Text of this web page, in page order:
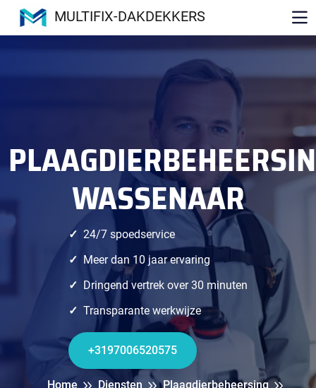
MULTIFIX-DAKDEKKERS
WASSENAAR
24/7 spoedservice
Meer dan 10 jaar ervaring
Dringend vertrek over 30 minuten
Transparante werkwijze
+3197006520575
Home Diensten
Plaagdierbeheersing